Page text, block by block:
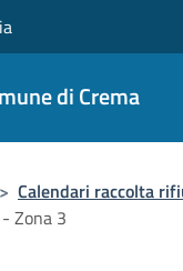
di Crema
> Calendari raccolta
Zona 3